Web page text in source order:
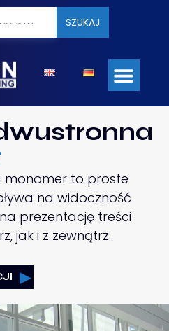
SZUKAJ
monomer to proste
na widoczność
prezentację treści
jak i z zewnątrz